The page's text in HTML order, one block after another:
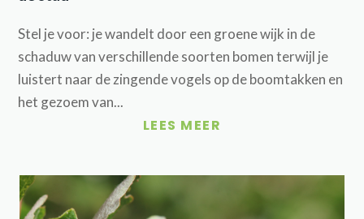
Stel je voor: je wandelt door een groene wijk in de
schaduw van verschillende soorten bomen terwijl je
luistert naar de zingende vogels op de boomtakken en
het gezoem van...
LEES MEER